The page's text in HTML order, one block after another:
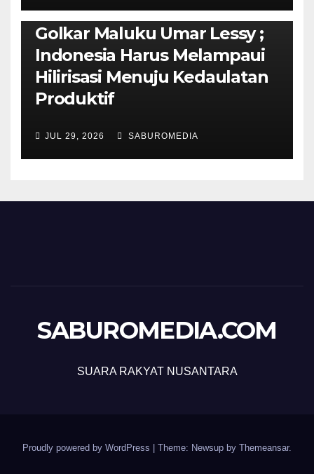
Isi Materi LK-III HMI, Ketua
Golkar Maluku Umar Lessy ;
Indonesia Harus Melampaui
Hilirisasi Menuju Kedaulatan
Produktif
JUL 29, 2026 SABUROMEDIA
SABUROMEDIA.COM
SUARA RAKYAT NUSANTARA
Proudly powered by WordPress Theme: Newsup by Themeansar.